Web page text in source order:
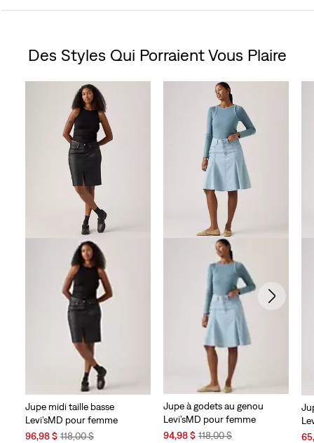
sur
5.
évaluations
Des Styles Qui Porraient Vous Plaire
Jupe midi taille basse
Levi’sMD pour femme
Sale
96,98 $Original
118,00 $
Jupe à godets au genou
Levi’sMD pour femme
Sale
94,98 $ Original
118,00 $